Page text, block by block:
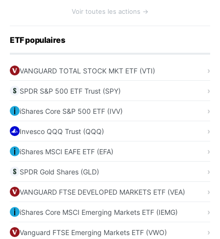
Voir toutes les actions →
ETF populaires
VANGUARD TOTAL STOCK MKT ETF (VTI)
SPDR S&P 500 ETF Trust (SPY)
iShares Core S&P 500 ETF (IVV)
Invesco QQQ Trust (QQQ)
iShares MSCI EAFE ETF (EFA)
SPDR Gold Shares (GLD)
VANGUARD FTSE DEVELOPED MARKETS ETF (VEA)
iShares Core MSCI Emerging Markets ETF (IEMG)
Vanguard FTSE Emerging Markets ETF (VWO)